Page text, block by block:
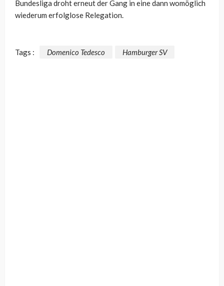
Bundesliga droht erneut der Gang in eine dann womöglich
wiederum erfolglose Relegation.
Tags : Domenico Tedesco Hamburger SV